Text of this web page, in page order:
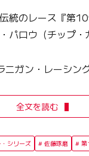
のレース『第
ロウ（チップ・
ガン・レーシン
全文を読む
シリーズ 佐藤琢磨 第